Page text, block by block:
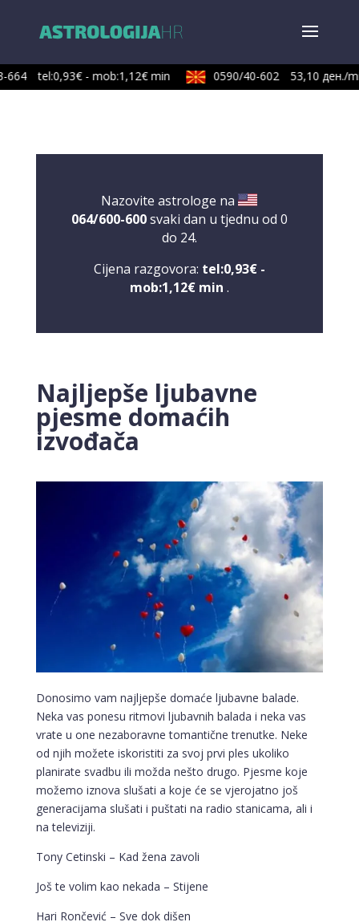
664 tel:0,93€ - mob:1,12€ min 0590/40-602 53,10 ден./
Nazovite astrologe na
064/600-600svaki dan u tjednu od 0
do 24.
Cijena razgovora: tel:0,93€ -
mob:1,12€ min .
Najljepše ljubavne
pjesme domaćih
izvođača
Donosimo vam najljepše domaće ljubavne balade.
Neka vas ponesu ritmovi ljubavnih balada i neka vas
vrate u one nezaboravne tomantične trenutke. Neke
od njih možete iskoristiti za svoj prvi ples ukoliko
planirate svadbu ili možda nešto drugo. Pjesme koje
možemo iznova slušati a koje će se vjerojatno još
generacijama slušati i puštati na radio stanicama, ali i
na televiziji.
Tony Cetinski – Kad žena zavoli
Još te volim kao nekada – Stijene
Hari Rončević – Sve dok dišen